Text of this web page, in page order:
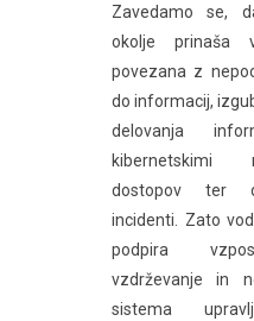
Zavedamo se,
okolje prinaša
povezana z
do informacij,
delovanja
kibernetskimi
dostopov ter
incidenti. Zato
podpira
vzdrževanje in
sistema